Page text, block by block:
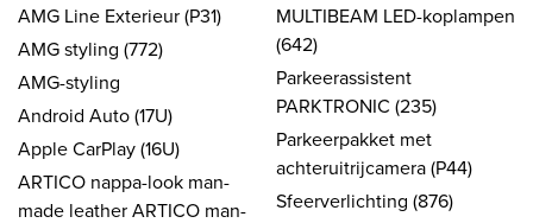
AMG Line Exterieur (P31)
AMG styling (772)
AMG-styling
Android Auto (17U)
Apple CarPlay (16U)
ARTICO nappa-look man-
made leather ARTICO man-
MULTIBEAM LED-koplampen
(642)
Parkeerassistent
PARKTRONIC (235)
Parkeerpakket met
achteruitrijcamera (P44)
Sfeerverlichting (876)